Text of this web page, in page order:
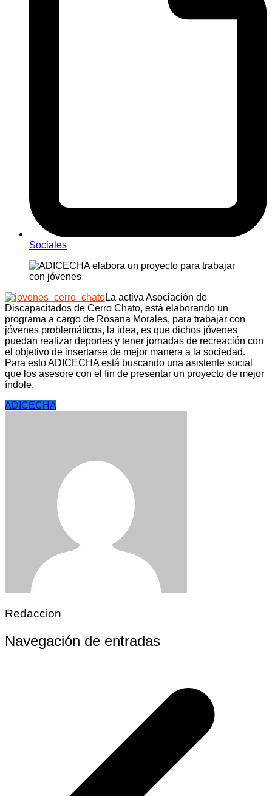
Sociales
La activa Asociación de
Discapacitados de Cerro Chato, está elaborando un
programa a cargo de Rosana Morales, para trabajar con
jóvenes problemáticos, la idea, es que dichos jóvenes
puedan realizar deportes y tener jornadas de recreación con
el objetivo de insertarse de mejor manera a la sociedad.
Para esto ADICECHA está buscando una asistente social
que los asesore con el fin de presentar un proyecto de mejor
índole.
ADICECHA
Redaccion
Navegación de entradas